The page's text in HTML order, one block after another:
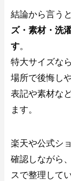
結論から言うと
ズ・素材・洗
す。
特大サイズな
場所で後悔し
表記や素材な
ます。
楽天や公式シ
確認しながら
スで整理して